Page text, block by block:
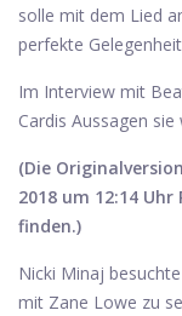
solle mit dem Lied
perfekte
Im Interview mit
Cardis Aussagen
(Die
2018 um 12:14
finden.)
Nicki Minaj
mit Zane Lowe zu